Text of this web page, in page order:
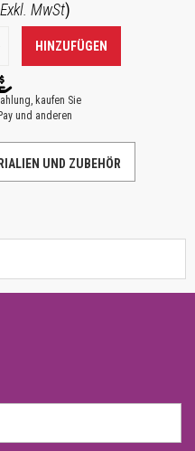
Exkl. MwSt)
HINZUFÜGEN
kaufen Sie
und anderen
UND ZUBEHÖR